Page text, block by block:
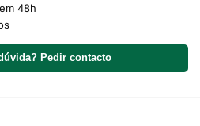
48h
Pedir contacto